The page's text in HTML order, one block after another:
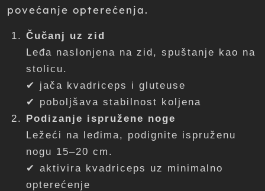
povećanje opterećenja.
Čučanj uz zid
Leđa naslonjena na zid, spuštanje kao na
stolicu.
✔ jača kvadriceps i gluteuse
✔ poboljšava stabilnost koljena
Podizanje ispružene noge
Ležeći na leđima, podignite ispruženu
nogu 15–20 cm.
✔ aktivira kvadriceps uz minimalno
opterećenje